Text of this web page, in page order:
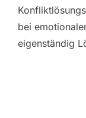
bei
eigenständig